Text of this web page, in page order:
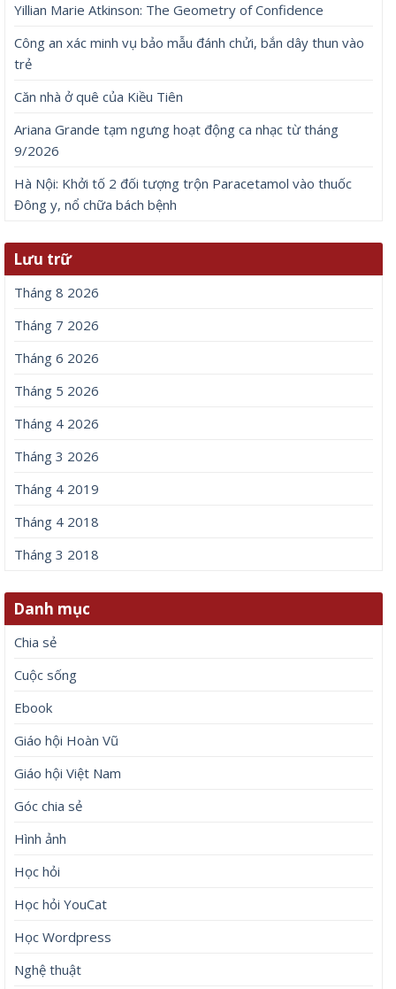
Yillian Marie Atkinson: The Geometry of Confidence
Công an xác minh vụ bảo mẫu đánh chửi, bắn dây thun vào
trẻ
Căn nhà ở quê của Kiều Tiên
Ariana Grande tạm ngưng hoạt động ca nhạc từ tháng
9/2026
Hà Nội: Khởi tố 2 đối tượng trộn Paracetamol vào thuốc
Đông y, nổ chữa bách bệnh
Lưu trữ
Tháng 8 2026
Tháng 7 2026
Tháng 6 2026
Tháng 5 2026
Tháng 4 2026
Tháng 3 2026
Tháng 4 2019
Tháng 4 2018
Tháng 3 2018
Danh mục
Chia sẻ
Cuộc sống
Ebook
Giáo hội Hoàn Vũ
Giáo hội Việt Nam
Góc chia sẻ
Hình ảnh
Học hỏi
Học hỏi YouCat
Học Wordpress
Nghệ thuật